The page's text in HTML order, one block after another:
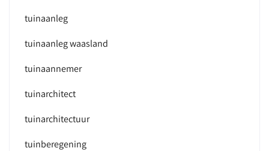
tuinaanleg
tuinaanleg waasland
tuinaannemer
tuinarchitect
tuinarchitectuur
tuinberegening